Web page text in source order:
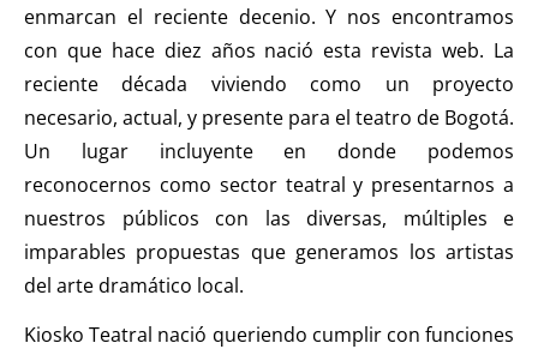
enmarcan el reciente decenio. Y nos encontramos
con que hace diez años nació esta revista web. La
reciente década viviendo como un proyecto
necesario, actual, y presente para el teatro de Bogotá.
Un lugar incluyente en donde podemos
reconocernos como sector teatral y presentarnos a
nuestros públicos con las diversas, múltiples e
imparables propuestas que generamos los artistas
del arte dramático local.
Kiosko Teatral nació queriendo cumplir con funciones